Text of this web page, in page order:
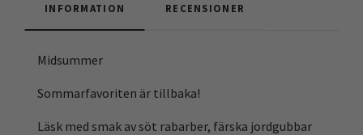
INFORMATION RECENSIONER
Midsummer
Sommarfavoriten är tillbaka!
Läsk med smak av söt rabarber, färska jordgubbar